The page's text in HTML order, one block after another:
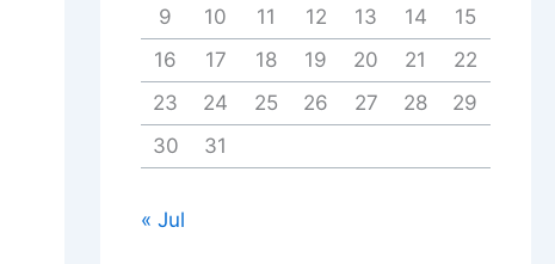
9
10 11 12 13 14
15
16
17 18 19 20 21
22
23
24 25 26 27 28
29
30
31
« Jul